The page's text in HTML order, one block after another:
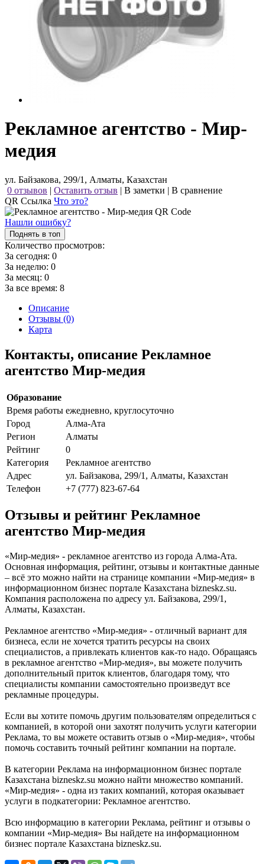
Рекламное агентство - Мир-
медия
ул. Байзакова, 299/1, Алматы, Казахстан
0 отзывов | Оставить отзыв | В заметки | В сравнение
QR Ссылка Что это?
Нашли ошибку?
Поднять в топ
Количество просмотров:
За сегодня: 0
За неделю: 0
За месяц: 0
За все время: 8
Описание
Отзывы (0)
Карта
Контакты, описание Рекламное
агентство Мир-медия
Образование
Время работы ежедневно, круглосуточно
Город
Алма-Ата
Регион
Алматы
Рейтинг
0
Категория
Рекламное агентство
Адрес
ул. Байзакова, 299/1, Алматы, Казахстан
Телефон
+7 (777) 823-67-64
Отзывы и рейтинг Рекламное
агентство Мир-медия
«Мир-медия» - рекламное агентство из города Алма-Ата.
Основная информация, рейтинг, отзывы и контактные данные
– всё это можно найти на странице компании «Мир-медия» в
информационном бизнес портале Казахстана bizneskz.su.
Компания расположена по адресу ул. Байзакова, 299/1,
Алматы, Казахстан.
Рекламное агентство «Мир-медия» - отличный вариант для
бизнеса, если не хочется тратить ресурсы на своих
специалистов, а привлекать клиентов как-то надо. Обращаясь
в рекламное агентство «Мир-медия», вы можете получить
дополнительный приток клиентов, благодаря тому, что
специалисты компании самостоятельно произведут все
рекламные процедуры.
Если вы хотите помочь другим пользователям определиться с
компанией, в которой они захотят получить услуги категории
Реклама, то вы можете оставить отзыв о «Мир-медия», чтобы
помочь составить точный рейтинг компании на портале.
В категории Реклама на информационном бизнес портале
Казахстана bizneskz.su можно найти множество компаний.
«Мир-медия» - одна из таких компаний, которая оказывает
услуги в подкатегории: Рекламное агентство.
Всю информацию в категории Реклама, рейтинг и отзывы о
компании «Мир-медия» Вы найдете на информационном
бизнес портале Казахстана bizneskz.su.